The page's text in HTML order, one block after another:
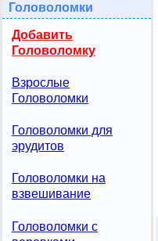
Головоломки
Добавить
Головоломку
Взрослые
Головоломки
Головоломки для
эрудитов
Головоломки на
взвешивание
Головоломки с